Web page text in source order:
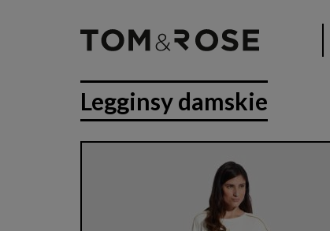
Legginsy damskie